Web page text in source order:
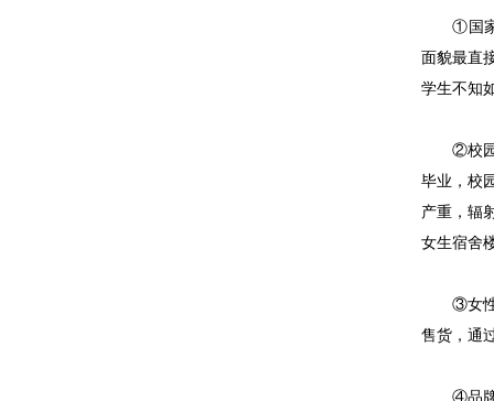
①国家消
面貌最直
学生不知
②校园市
毕业，校
产重，辐
女生宿舍
③女性化
售货，通
④品牌商